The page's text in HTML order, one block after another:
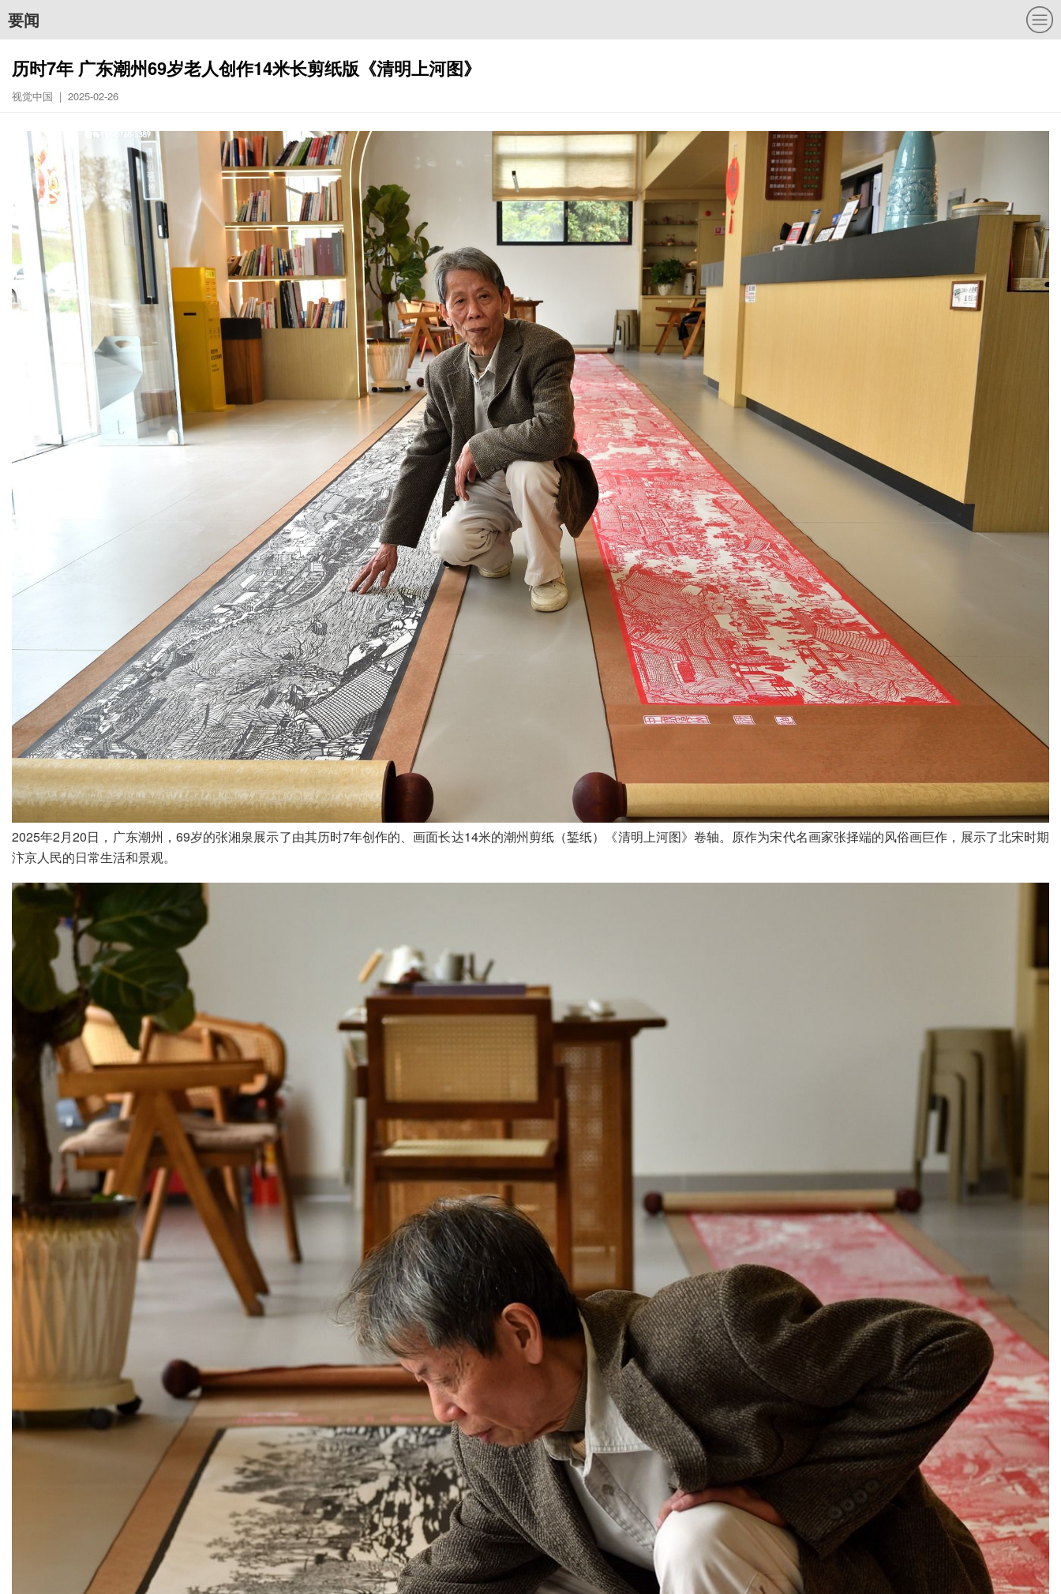
要闻
历时7年 广东潮州69岁老人创作14米长剪纸版《清明上河图》
视觉中国 | 2025-02-26
2025年2月20日，广东潮州，69岁的张湘泉展示了由其历时7年创作的、画面长达14米的潮州剪纸（錾纸）《清明上河图》卷轴。原作为宋代名画家张择端的风俗画巨作，展示了北宋时期
汴京人民的日常生活和景观。